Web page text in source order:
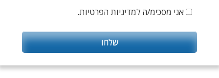
אני מסכימ/ה למדיניות הפרטיות.